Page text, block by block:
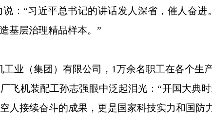
：“习近平总书记的讲话发人深省，催人奋
基层治理精品样本。”
业（集团）有限公司，1万余名职工在各个生
飞机装配工孙志强眼中泛起泪光：“开国大典
人接续奋斗的成果，更是国家科技实力和国防